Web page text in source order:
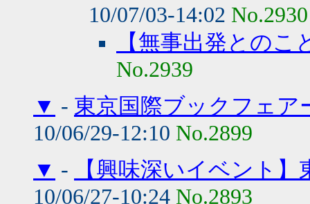
10/07/03-14:02 No.2930
【無事出発とのこ
No.2939
▼ - 東京国際ブックフェア
10/06/29-12:10 No.2899
▼ -
【興味深いイベント
10/06/27-10:24 No.2893